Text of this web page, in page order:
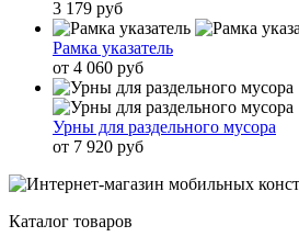
3 179 руб
Рамка указатель
от 4 060 руб
Урны для раздельного мусора
от 7 920 руб
Каталог товаров